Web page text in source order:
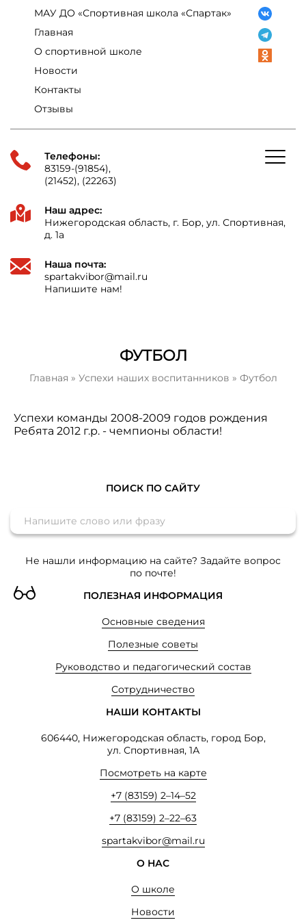
МАУ ДО «Спортивная школа «Спартак»
Главная
О спортивной школе
Новости
Контакты
Отзывы
Телефоны:
83159-(91854),
(21452), (22263)
Наш адрес:
Нижегородская область, г. Бор, ул. Спортивная,
д. 1а
Наша почта:
spartakvibor@mail.ru
Напишите нам!
ФУТБОЛ
Главная » Успехи наших воспитанников » Футбол
Успехи команды 2008-2009 годов рождения
Ребята 2012 г.р. - чемпионы области!
ПОИСК ПО САЙТУ
Не нашли информацию на сайте? Задайте вопрос
по почте!
ПОЛЕЗНАЯ ИНФОРМАЦИЯ
Основные сведения
Полезные советы
Руководство и педагогический состав
Сотрудничество
НАШИ КОНТАКТЫ
606440, Нижегородская область, город Бор,
ул. Спортивная, 1А
Посмотреть на карте
+7 (83159) 2–14–52
+7 (83159) 2–22–63
spartakvibor@mail.ru
О НАС
О школе
Новости